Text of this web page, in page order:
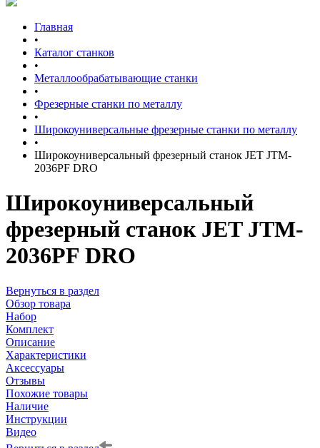
Главная
•
Каталог станков
•
Металлообрабатывающие станки
•
Фрезерные станки по металлу
•
Широкоуниверсальные фрезерные станки по металлу
•
Широкоуниверсальный фрезерный станок JET JTM-
2036PF DRO
Широкоуниверсальный
фрезерный станок JET JTM-
2036PF DRO
Вернуться в раздел
Обзор товара
Набор
Комплект
Описание
Характеристики
Аксессуары
Отзывы
Похожие товары
Наличие
Инструкции
Видео